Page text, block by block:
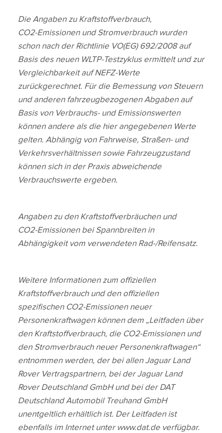
Die Angaben zu Kraftstoffverbrauch,
CO2‑Emissionen und Stromverbrauch wurden
schon nach der Richtlinie VO(EG) 692/2008 auf
Basis des neuen WLTP‑Testzyklus ermittelt und zur
Vergleichbarkeit auf NEFZ‑Werte
zurückgerechnet. Für die Bemessung von Steuern
und anderen fahrzeugbezogenen Abgaben auf
Basis von Verbrauchs‑ und Emissionswerten
können andere als die hier angegebenen Werte
gelten. Abhängig von Fahrweise, Straßen‑ und
Verkehrsverhältnissen sowie Fahrzeugzustand
können sich in der Praxis abweichende
Verbrauchswerte ergeben.
Angaben zu den Kraftstoffverbräuchen und
CO2‑Emissionen bei Spannbreiten in
Abhängigkeit vom verwendeten Rad‑/Reifensatz.
Weitere Informationen zum offiziellen
Kraftstoffverbrauch und den offiziellen
spezifischen CO2‑Emissionen neuer
Personenkraftwagen können dem „Leitfaden über
den Kraftstoffverbrauch, die CO2‑Emissionen und
den Stromverbrauch neuer Personenkraftwagen“
entnommen werden, der bei allen Jaguar Land
Rover Vertragspartnern, bei der Jaguar Land
Rover Deutschland GmbH und bei der DAT
Deutschland Automobil Treuhand GmbH
unentgeltlich erhältlich ist. Der Leitfaden ist
ebenfalls im Internet unter www.dat.de verfügbar.